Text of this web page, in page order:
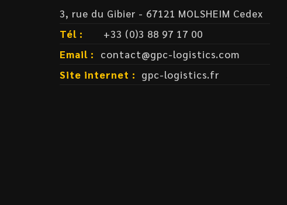
3, rue du Gibier - 67121 MOLSHEIM Cedex
Tél :
+33 (0)3 88 97 17 00
Email :
contact@gpc-logistics.com
Site internet : gpc-logistics.fr